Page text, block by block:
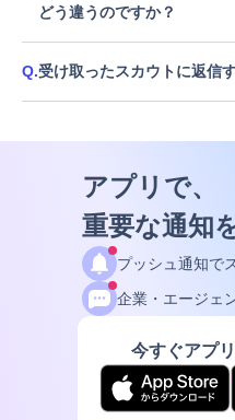
どう違うのですか？
Q.受け取ったスカウトに返信
アプリで、
重要な通知
プッシュ通知で
企業・エージェ
今すぐアプ